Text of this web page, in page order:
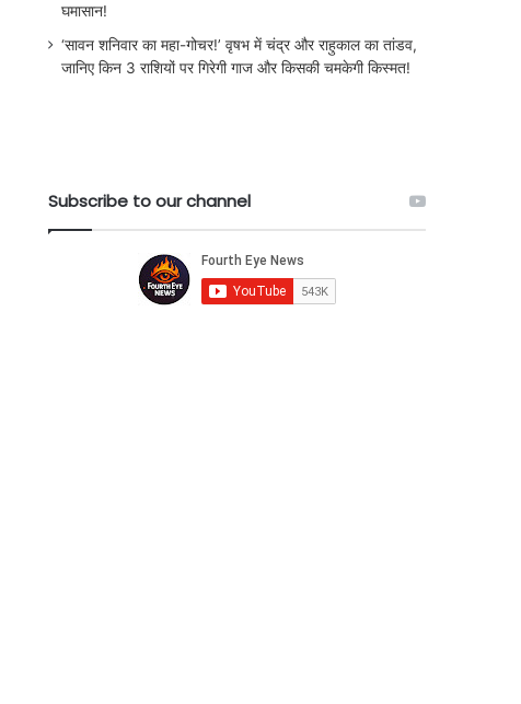
घमासान!
‘सावन शनिवार का महा-गोचर!’ वृषभ में चंद्र और राहुकाल का तांडव,
जानिए किन 3 राशियों पर गिरेगी गाज और किसकी चमकेगी किस्मत!
Subscribe to our channel